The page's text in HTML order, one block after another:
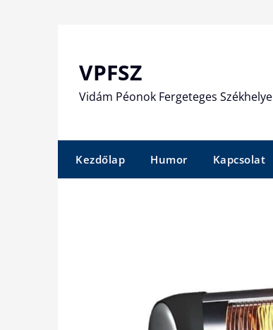
VPFSZ
Vidám Péonok Fergeteges Székhelye
Kezdőlap Humor Kapcsolat